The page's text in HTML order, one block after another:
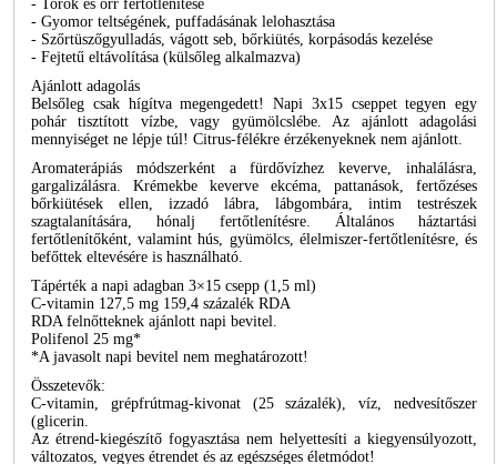
- Torok és orr fertőtlenítése
- Gyomor teltségének, puffadásának lelohasztása
- Szőrtüszőgyulladás, vágott seb, bőrkiütés, korpásodás kezelése
- Fejtetű eltávolítása (külsőleg alkalmazva)
Ajánlott adagolás
Belsőleg csak hígítva megengedett! Napi 3x15 cseppet tegyen egy
pohár tisztított vízbe, vagy gyümölcslébe. Az ajánlott adagolási
mennyiséget ne lépje túl! Citrus-félékre érzékenyeknek nem ajánlott.
Aromaterápiás módszerként a fürdővízhez keverve, inhalálásra,
gargalizálásra. Krémekbe keverve ekcéma, pattanások, fertőzéses
bőrkiütések ellen, izzadó lábra, lábgombára, intim testrészek
szagtalanítására, hónalj fertőtlenítésre. Általános háztartási
fertőtlenítőként, valamint hús, gyümölcs, élelmiszer-fertőtlenítésre, és
befőttek eltevésére is használható.
Tápérték a napi adagban 3×15 csepp (1,5 ml)
C-vitamin 127,5 mg 159,4 százalék RDA
RDA felnőtteknek ajánlott napi bevitel.
Polifenol 25 mg*
*A javasolt napi bevitel nem meghatározott!
Összetevők:
C-vitamin, grépfrútmag-kivonat (25 százalék), víz, nedvesítőszer
(glicerin.
Az étrend-kiegészítő fogyasztása nem helyettesíti a kiegyensúlyozott,
változatos, vegyes étrendet és az egészséges életmódot!